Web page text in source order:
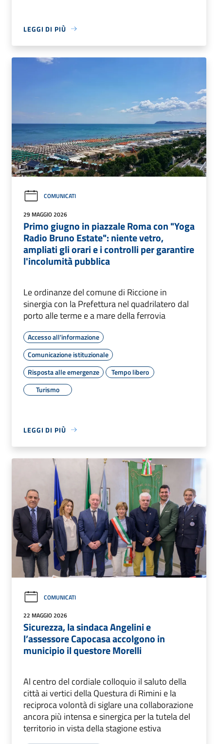
LEGGI DI PIÙ
COMUNICATI
29 MAGGIO 2026
Primo giugno in piazzale Roma con "Yoga
Radio Bruno Estate": niente vetro,
ampliati gli orari e i controlli per garantire
l'incolumità pubblica
Le ordinanze del comune di Riccione in
sinergia con la Prefettura nel quadrilatero dal
porto alle terme e a mare della ferrovia
Accesso all'informazione
Comunicazione istituzionale
Risposta alle emergenze
Tempo libero
Turismo
LEGGI DI PIÙ
COMUNICATI
22 MAGGIO 2026
Sicurezza, la sindaca Angelini e
l’assessore Capocasa accolgono in
municipio il questore Morelli
Al centro del cordiale colloquio il saluto della
città ai vertici della Questura di Rimini e la
reciproca volontà di siglare una collaborazione
ancora più intensa e sinergica per la tutela del
territorio in vista della stagione estiva